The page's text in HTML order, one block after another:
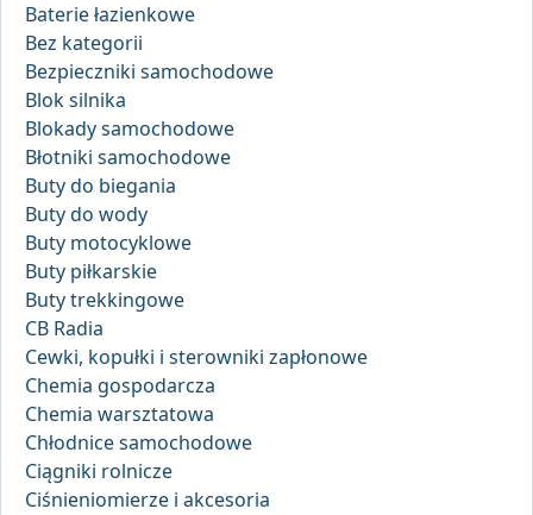
Baterie łazienkowe
Bez kategorii
Bezpieczniki samochodowe
Blok silnika
Blokady samochodowe
Błotniki samochodowe
Buty do biegania
Buty do wody
Buty motocyklowe
Buty piłkarskie
Buty trekkingowe
CB Radia
Cewki, kopułki i sterowniki zapłonowe
Chemia gospodarcza
Chemia warsztatowa
Chłodnice samochodowe
Ciągniki rolnicze
Ciśnieniomierze i akcesoria